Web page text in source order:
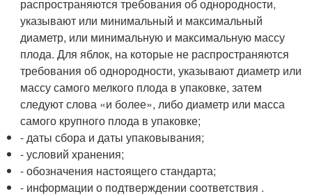
распространяются требования об однородности,
указывают или минимальный и максимальный
диаметр, или минимальную и максимальную массу
плода. Для яблок, на которые не распространяются
требования об однородности, указывают диаметр или
массу самого мелкого плода в упаковке, затем
следуют слова «и более», либо диаметр или масса
самого крупного плода в упаковке;
- даты сбора и даты упаковывания;
- условий хранения;
- обозначения настоящего стандарта;
- информации о подтверждении соответствия .